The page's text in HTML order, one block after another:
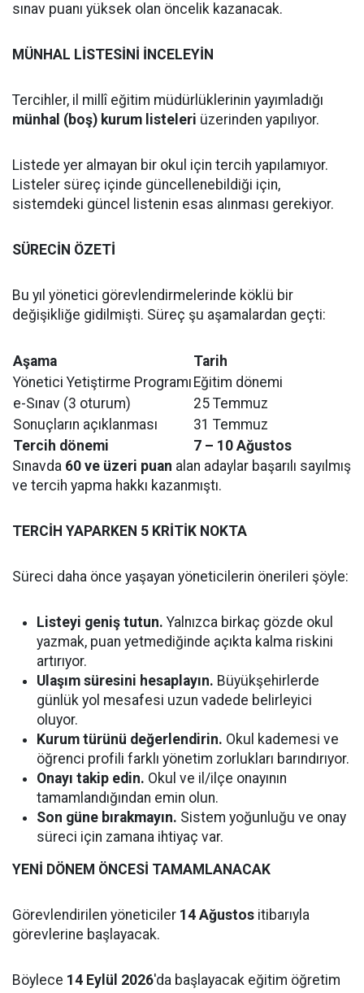
sınav puanı yüksek olan öncelik kazanacak.
MÜNHAL LİSTESİNİ İNCELEYİN
Tercihler, il millî eğitim müdürlüklerinin yayımladığı
münhal (boş) kurum listeleri üzerinden yapılıyor.
Listede yer almayan bir okul için tercih yapılamıyor.
Listeler süreç içinde güncellenebildiği için,
sistemdeki güncel listenin esas alınması gerekiyor.
SÜRECİN ÖZETİ
Bu yıl yönetici görevlendirmelerinde köklü bir
değişikliğe gidilmişti. Süreç şu aşamalardan geçti:
Aşama
Tarih
Yönetici Yetiştirme Programı Eğitim dönemi
e-Sınav (3 oturum)
25 Temmuz
Sonuçların açıklanması
31 Temmuz
Tercih dönemi
7 – 10 Ağustos
Sınavda 60 ve üzeri puan alan adaylar başarılı sayılmış
ve tercih yapma hakkı kazanmıştı.
TERCİH YAPARKEN 5 KRİTİK NOKTA
Süreci daha önce yaşayan yöneticilerin önerileri şöyle:
Listeyi geniş tutun. Yalnızca birkaç gözde okul
yazmak, puan yetmediğinde açıkta kalma riskini
artırıyor.
Ulaşım süresini hesaplayın. Büyükşehirlerde
günlük yol mesafesi uzun vadede belirleyici
oluyor.
Kurum türünü değerlendirin. Okul kademesi ve
öğrenci profili farklı yönetim zorlukları barındırıyor.
Onayı takip edin. Okul ve il/ilçe onayının
tamamlandığından emin olun.
Son güne bırakmayın. Sistem yoğunluğu ve onay
süreci için zamana ihtiyaç var.
YENİ DÖNEM ÖNCESİ TAMAMLANACAK
Görevlendirilen yöneticiler 14 Ağustos itibarıyla
görevlerine başlayacak.
Böylece 14 Eylül 2026'da başlayacak eğitim öğretim